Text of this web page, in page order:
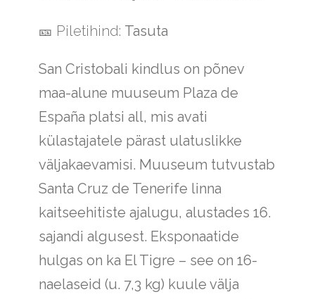
🎫 Piletihind: Tasuta
San Cristobali kindlus on põnev
maa-alune muuseum Plaza de
España platsi all, mis avati
külastajatele pärast ulatuslikke
väljakaevamisi. Muuseum tutvustab
Santa Cruz de Tenerife linna
kaitseehitiste ajalugu, alustades 16.
sajandi algusest. Eksponaatide
hulgas on ka El Tigre – see on 16-
naelaseid (u. 7,3 kg) kuule välja